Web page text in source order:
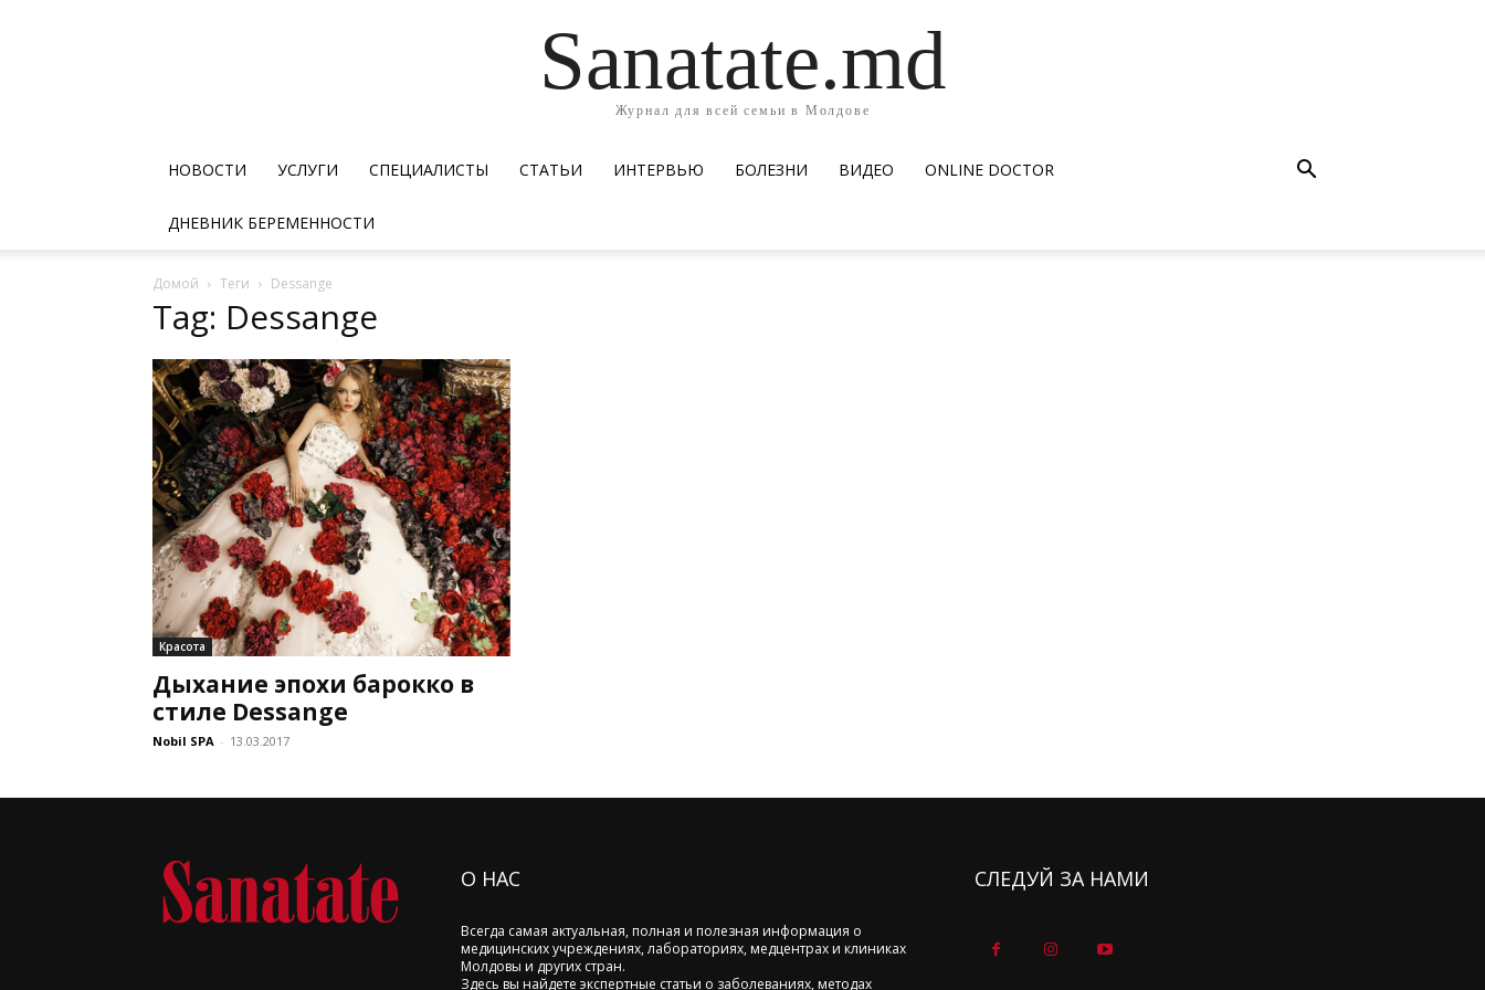
Sanatate.md
Журнал для всей семьи в Молдове
НОВОСТИ УСЛУГИ СПЕЦИАЛИСТЫ СТАТЬИ ИНТЕРВЬЮ БОЛЕЗНИ ВИДЕО ОNLINE DOCTOR
ДНЕВНИК БЕРЕМЕННОСТИ
Домой Теги Dessange
Tag: Dessange
Красота
Дыхание эпохи барокко в
стиле Dessange
Nobil SPA - 13.03.2017
О НАС
Всегда самая актуальная, полная и полезная информация о
медицинских учреждениях, лабораториях, медцентрах и клиниках
Молдовы и других стран.
Здесь вы найдете экспертные статьи о заболеваниях, методах
СЛЕДУЙ ЗА НАМИ